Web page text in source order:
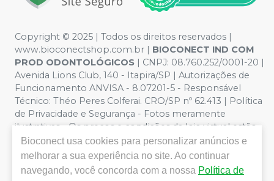
Copyright © 2025 | Todos os direitos reservados |
www.bioconectshop.com.br | BIOCONECT IND COM
PROD ODONTOLÓGICOS | CNPJ: 08.760.252/0001-20 |
Avenida Lions Club, 140 - Itapira/SP | Autorizações de
Funcionamento ANVISA - 8.07201-5 - Responsável
Técnico: Théo Peres Colferai. CRO/SP nº 62.413 | Política
de Privacidade e Segurança - Fotos meramente
ilustrativas - Os preços e condições da loja virtual estão
sujeitos a alterações. Em caso de divergência de preços
no site, o valor válido é o do Carrinho de Compra. Não
vendemos por atacado, por isso nos reservamos o
direito de não atender compras de grandes volumes
Bioconect usa cookies para personalizar anúncios e
melhorar a sua experiência no site. Ao continuar
navegando, você concorda com a nossa Política de